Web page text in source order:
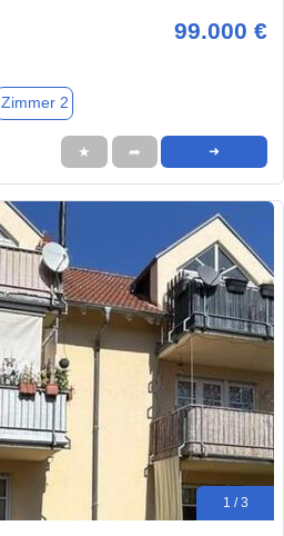
99.000 €
Zimmer 2
★ ➦ ➜
1 / 3